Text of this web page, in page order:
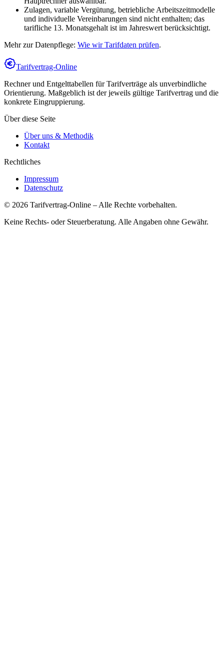
Zulagen, variable Vergütung, betriebliche Arbeitszeitmodelle
und individuelle Vereinbarungen sind nicht enthalten; das
tarifliche 13. Monatsgehalt ist im Jahreswert berücksichtigt.
Mehr zur Datenpflege: Wie wir Tarifdaten prüfen.
Tarifvertrag-Online
Rechner und Entgelttabellen für Tarifverträge als unverbindliche
Orientierung. Maßgeblich ist der jeweils gültige Tarifvertrag und die
konkrete Eingruppierung.
Über diese Seite
Über uns & Methodik
Kontakt
Rechtliches
Impressum
Datenschutz
© 2026 Tarifvertrag-Online – Alle Rechte vorbehalten.
Keine Rechts- oder Steuerberatung. Alle Angaben ohne Gewähr.